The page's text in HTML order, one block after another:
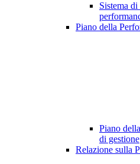
Sistema
Piano della
Piano
di gestione
Relazione sulla